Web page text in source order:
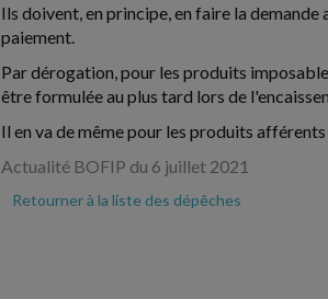
Ils doivent, en principe, en faire la
paiement.
Par dérogation, pour les produits
être formulée au plus tard lors de
Il en va de même pour les produits
Actualité BOFIP du 6 juillet 2021
Retourner à la liste des dépêches